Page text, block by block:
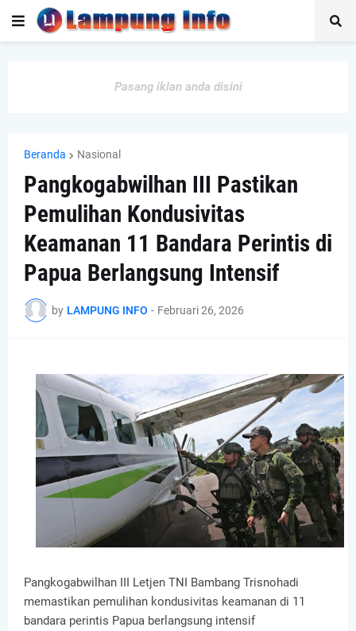
Pasang iklan anda disini
Beranda Nasional
Pangkogabwilhan III Pastikan
Pemulihan Kondusivitas
Keamanan 11 Bandara Perintis di
Papua Berlangsung Intensif
by LAMPUNG INFO - Februari 26, 2026
Pangkogabwilhan III Letjen TNI Bambang Trisnohadi
memastikan pemulihan kondusivitas keamanan di 11
bandara perintis Papua berlangsung intensif